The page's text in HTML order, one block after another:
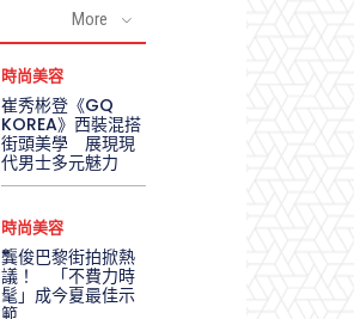
More
時尚美容
崔秀彬登《GQ
KOREA》西裝混搭
街頭美學 展現現
代男士多元魅力
時尚美容
龔俊巴黎街拍掀熱
議！ 「不費力時
髦」成今夏最佳示